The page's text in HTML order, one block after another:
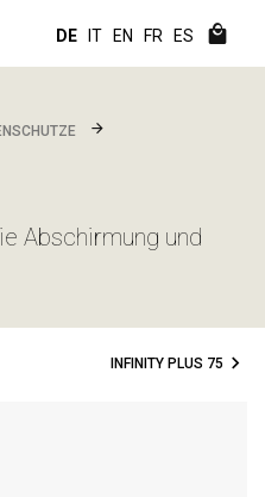
DE IT EN FR ES
Abschirmung und
INFINITY PLUS 75